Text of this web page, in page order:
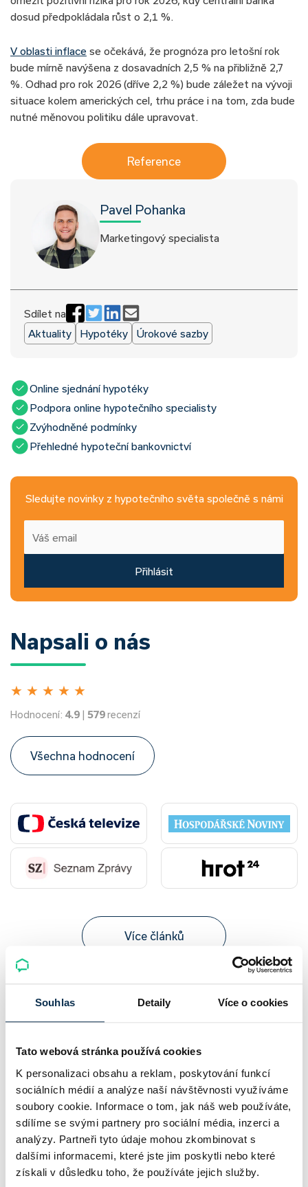
Souhlas Detaily Více o cookies
Tato webová stránka používá cookies
K personalizaci obsahu a reklam, poskytování funkcí
sociálních médií a analýze naší návštěvnosti využíváme
soubory cookie. Informace o tom, jak náš web používáte,
sdílíme se svými partnery pro sociální média, inzerci a
analýzy. Partneři tyto údaje mohou zkombinovat s
dalšími informacemi, které jste jim poskytli nebo které
získali v důsledku toho, že používáte jejich služby.
dosud předpokládala růst o 2,1 %.
V oblasti inflace se očekává, že prognóza pro letošní rok
bude mírně navýšena z dosavadních 2,5 % na přibližně 2,7
%. Odhad pro rok 2026 (dříve 2,2 %) bude záležet na vývoji
situace kolem amerických cel, trhu práce i na tom, zda bude
nutné měnovou politiku dále upravovat.
Reference
Pavel Pohanka
Marketingový specialista
Sdílet na
Aktuality
Hypotéky Úrokové sazby
Online sjednání hypotéky
Podpora online hypotečního specialisty
Zvýhodněné podmínky
Přehledné hypoteční bankovnictví
Sledujte novinky z hypotečního světa společně s námi
Přihlásit
Napsali o nás
★ ★ ★ ★ ★
Hodnocení: 4.9 | 579recenzí
Všechna hodnocení
Více článků
Nepřehlédněte